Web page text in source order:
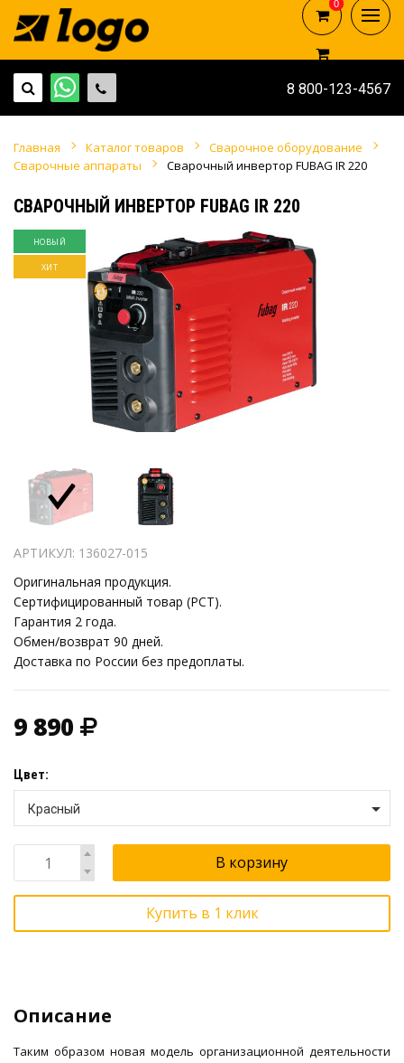
8 800-123-4567
0
0
Главная Каталог товаров
Сварочное оборудование
Сварочные аппараты
Сварочный инвертор FUBAG IR 220
СВАРОЧНЫЙ ИНВЕРТОР FUBAG IR 220
НОВЫЙ
ХИТ
АРТИКУЛ: 136027-015
Оригинальная продукция.
Сертифицированный товар (РСТ).
Гарантия 2 года.
Обмен/возврат 90 дней.
Доставка по России без предоплаты.
9 890
Цвет:
Красный
В корзину
Купить в 1 клик
Описание
Таким образом новая модель организационной деятельности